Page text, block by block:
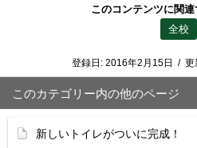
このコンテンツに関
全校
登録日: 2016年2月15日 / 更
このカテゴリー内の他のページ
新しいトイレがついに完成！